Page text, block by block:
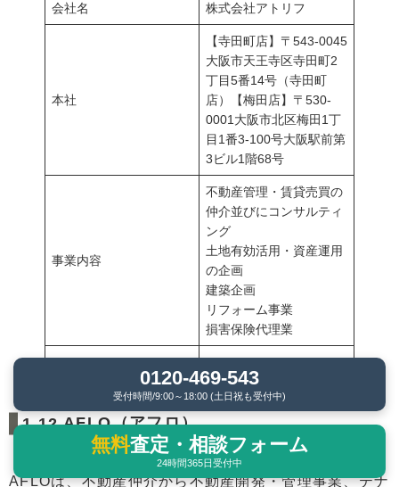
会社名 株式会社アトリフ
本社
【寺田町店】〒543-0045
大阪市天王寺区寺田町2
丁目5番14号（寺田町
店）【梅田店】〒530-
0001大阪市北区梅田1丁
目1番3-100号大阪駅前第
3ビル1階68号
事業内容
不動産管理・賃貸売買の
仲介並びにコンサルティ
ング
土地有効活用・資産運用
の企画
建築企画
リフォーム事業
損害保険代理業
ホームページ https://www.atorifu.com/
AFLO（アフロ）
AFLOは、不動産仲介から不動産開発・管理事業、テナ
0120-469-543
受付時間/9:00～18:00 (土日祝も受付中)
無料査定・相談フォーム
24時間365日受付中